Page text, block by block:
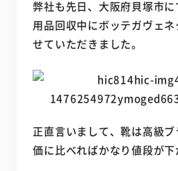
弊社も先日、大阪府貝塚市
用品回収中にボッテガヴェ
せていただきました。
正直言いまして、靴は高級
価に比べればかなり値段が下